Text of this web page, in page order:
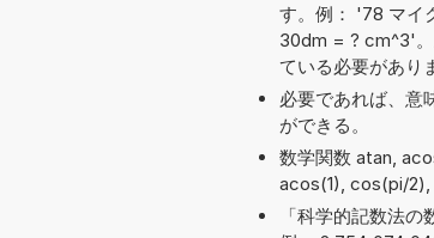
す。例： '78 マイ
30dm = ? cm^3'。
ている必要があり
必要であれば、意
ができる。
数学関数 atan,
acos(1), cos(pi/
「科学的記数法